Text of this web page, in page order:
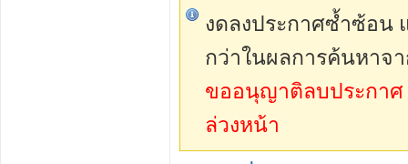
งดลงประกาศซ้ำซ้อน
กว่าในผลการค้นหาจา
ขออนุญาติลบประกาศ
ล่วงหน้า